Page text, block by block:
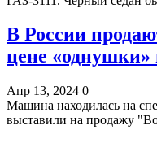
В России
цене
Апр 13, 2024 0
Машина находилась на
выставили на продажу